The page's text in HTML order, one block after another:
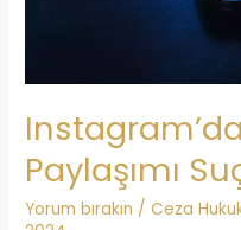
Paylaşımı
Yorum bırakın /Ceza